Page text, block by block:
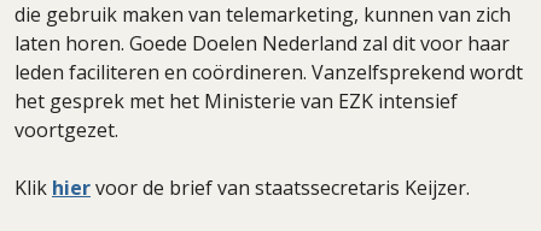
die gebruik maken van telemarketing, kunnen van zich
laten horen. Goede Doelen Nederland zal dit voor haar
leden faciliteren en coördineren. Vanzelfsprekend wordt
het gesprek met het Ministerie van EZK intensief
voortgezet.
Klik hiervoor de brief van staatssecretaris Keijzer.